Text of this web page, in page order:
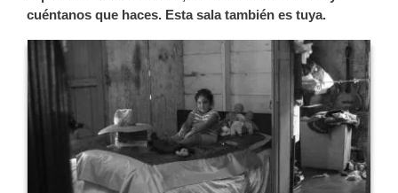
cuéntanos que haces. Esta sala también es tuya.